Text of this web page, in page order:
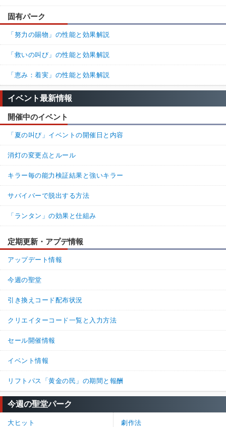
固有パーク
「努力の賜物」の性能と効果解説
「救いの叫び」の性能と効果解説
「恵み：着実」の性能と効果解説
イベント最新情報
開催中のイベント
「夏の叫び」イベントの開催日と内容
消灯の変更点とルール
キラー毎の能力検証結果と強いキラー
サバイバーで脱出する方法
「ランタン」の効果と仕組み
定期更新・アプデ情報
アップデート情報
今週の聖堂
引き換えコード配布状況
クリエイターコード一覧と入力方法
セール開催情報
イベント情報
リフトパス「黄金の民」の期間と報酬
今週の聖堂パーク
大ヒット 劇作法